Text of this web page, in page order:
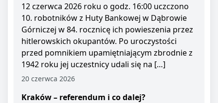
12 czerwca 2026 roku o godz. 16:00 uczczono
10. robotników z Huty Bankowej w Dąbrowie
Górniczej w 84. rocznicę ich powieszenia przez
hitlerowskich okupantów. Po uroczystości
przed pomnikiem upamiętniającym zbrodnie z
1942 roku jej uczestnicy udali się na […]
20 czerwca 2026
Kraków – referendum i co dalej?